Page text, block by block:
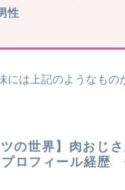
性
には上記のようなもの
ツの世界】肉おじ
ロフィール経歴